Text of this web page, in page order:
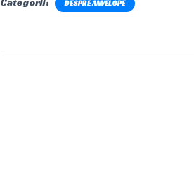
DESPRE ANVELOPE